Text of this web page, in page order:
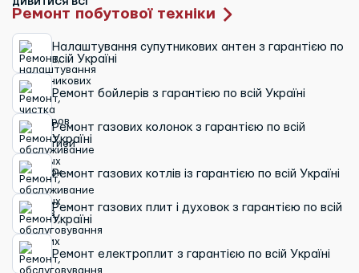
ДИВИТИСЯ ВСІ
Ремонт побутової техніки
Налаштування супутникових антен з гарантією по
всій Україні
Ремонт бойлерів з гарантією по всій Україні
Ремонт газових колонок з гарантією по всій
Україні
Ремонт газових котлів із гарантією по всій Україні
Ремонт газових плит і духовок з гарантією по всій
Україні
Ремонт електроплит з гарантією по всій Україні